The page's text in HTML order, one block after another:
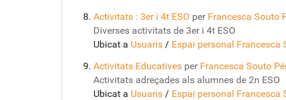
Activitats : 3er i 4t ESO per Francesca Souto
Diverses activitats de 3er i 4t ESO
Ubicat a Usuaris / Espai personal Francesca
Activitats Educatives per Francesca Souto
Activitats adreçades als alumnes de 2n ESO
Ubicat a Usuaris / Espai personal Francesca